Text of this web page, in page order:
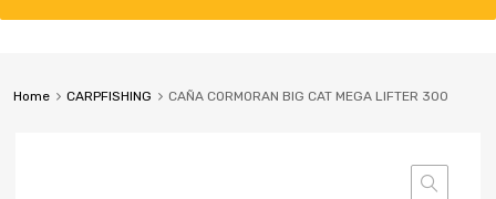
Home CARPFISHING CAÑA CORMORAN BIG CAT MEGA LIFTER 300